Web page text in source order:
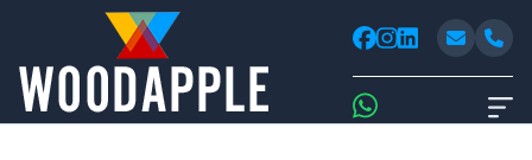
facebook
instagram
linkedin
Whatsapp